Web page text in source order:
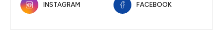
INSTAGRAM FACEBOOK